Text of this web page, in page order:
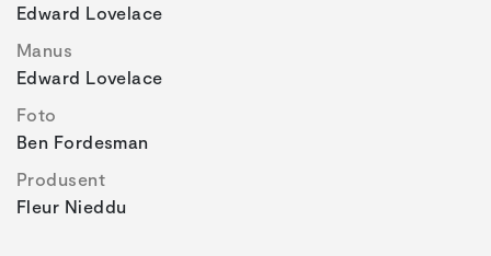
Edward Lovelace
Manus
Edward Lovelace
Foto
Ben Fordesman
Produsent
Fleur Nieddu